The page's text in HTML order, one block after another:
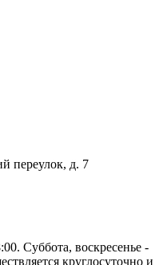
переулок, д. 7
Суббота, воскресенье -
круглосуточно и